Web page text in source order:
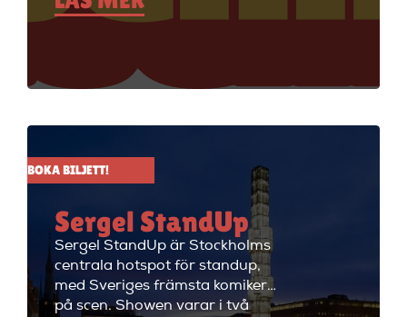
att ha de bästa komikerna i
välkommen till Big Ben Stand
BOKA BILJETT!
Sergel StandUp
Sergel StandUp är Stockholms
centrala hotspot för standup,
med Sveriges främsta komiker
på scen. Showen varar i två